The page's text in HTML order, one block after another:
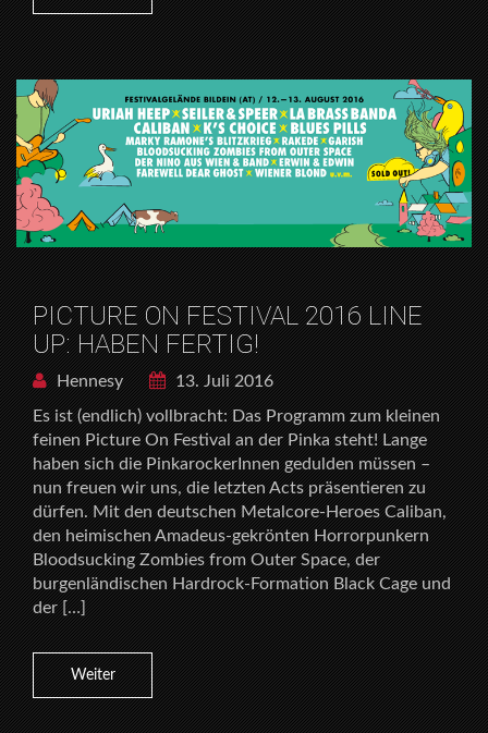
PICTURE ON FESTIVAL 2016 LINE
UP: HABEN FERTIG!
Hennesy
13. Juli 2016
Es ist (endlich) vollbracht: Das Programm zum kleinen
feinen Picture On Festival an der Pinka steht! Lange
haben sich die PinkarockerInnen gedulden müssen –
nun freuen wir uns, die letzten Acts präsentieren zu
dürfen. Mit den deutschen Metalcore-Heroes Caliban,
den heimischen Amadeus-gekrönten Horrorpunkern
Bloodsucking Zombies from Outer Space, der
burgenländischen Hardrock-Formation Black Cage und
der […]
Weiter